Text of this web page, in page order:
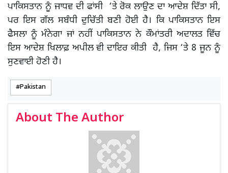
ਪਾਕਿਸਤਾਨ ਨੂੰ ਜਾਧਵ ਦੀ ਫਾਂਸੀ ‘ਤੇ ਰੋਕ ਲਾਉਣ ਦਾ ਆਦੇਸ਼ ਦਿੱਤਾ ਸੀ,
ਪਰ ਇਸ ਗੱਲ ਸਬੰਧੀ ਦੁਚਿੱਤੀ ਬਣੀ ਹੋਈ ਹੈ। ਕਿ ਪਾਕਿਸਤਾਨ ਇਸ
ਫੈਸਲਾ ਨੂੰ ਮੰਨੇਗਾ ਜਾਂ ਨਹੀਂ ਪਾਕਿਸਤਾਨ ਨੇ ਕੌਮਾਂਤਰੀ ਅਦਾਲਤ ਵਿੱਚ
ਇਸ ਆਦੇਸ਼ ਖਿਲਾਫ਼ ਅਪੀਲ ਵੀ ਦਾਇਰ ਕੀਤੀ ਹੈ, ਜਿਸ ‘ਤੇ 8 ਜੂਨ ਨੂੰ
ਸੁਣਵਾਈ ਹੋਣੀ ਹੈ।
Pakistan
About The Author